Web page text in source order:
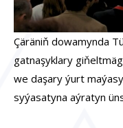
Çäräniň dowamynda
gatnaşyklary
we daşary ýurt
syýasatyna aýratyn